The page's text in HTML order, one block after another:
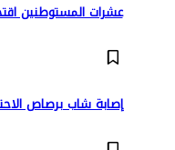
عشرات المستوطنين
إصابة شاب برصاص